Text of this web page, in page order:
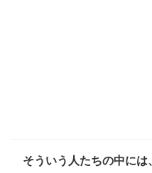
そういう人たちの中には